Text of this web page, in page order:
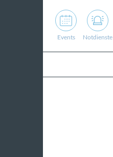
Events Notdienste